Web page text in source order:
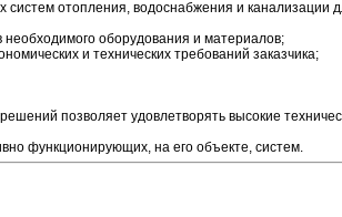
отопления, водоснабжения и канализации
оборудования и материалов;
и технических требований заказчика;
позволяет удовлетворять высокие
функционирующих, на его объекте, систем.